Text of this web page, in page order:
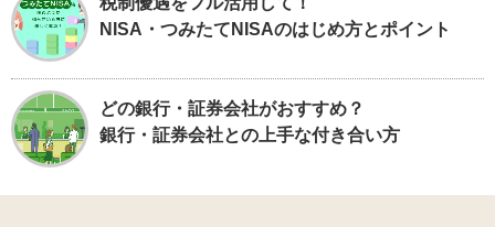
NISA・つみたてNISAのはじめ方とポイント
どの銀行・証券会社がおすすめ？
銀行・証券会社との上手な付き合い方